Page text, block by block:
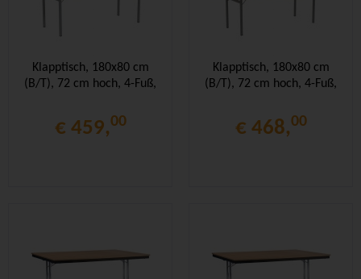
Klapptisch, 180x80 cm
(B/T), 72 cm hoch, 4-Fuß,
€ 459,00
Klapptisch, 180x80 cm
(B/T), 72 cm hoch, 4-Fuß,
€ 468,00